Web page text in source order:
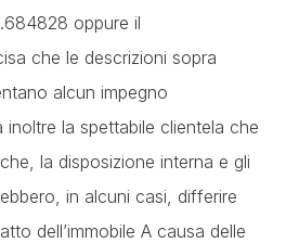
oppure il
che le descrizioni sopra
alcun impegno
la spettabile clientela che
la disposizione interna e gli
in alcuni casi, differire
dell’immobile A causa delle